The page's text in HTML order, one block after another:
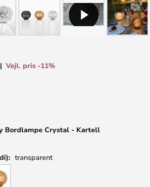
Bordlampe Crystal - Kartell
Vejl. pris -11%
transparent